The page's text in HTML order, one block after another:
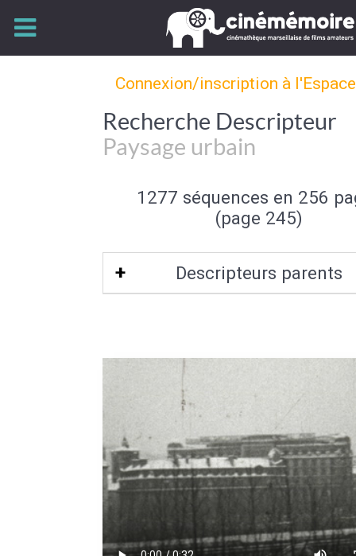
Connexion/inscription à
Recherche Descripteur
Paysage urbain
1277 séquences en 256
(page 245)
Descripteurs parents